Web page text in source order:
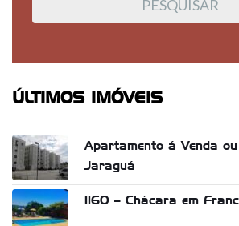
ÚLTIMOS IMÓVEIS
Apartamento á Venda
Jaraguá
1160 – Chácara em